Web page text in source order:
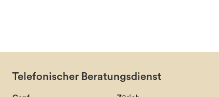
Telefonischer Beratungsdienst